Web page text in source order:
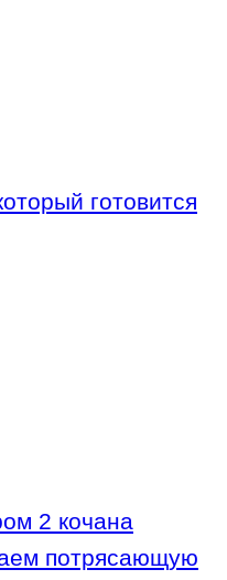
готовится
2 кочана
потрясающую